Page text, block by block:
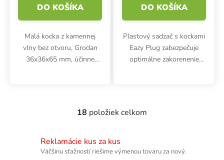
DO KOŠÍKA
Malá kocka z kamennej
vlny bez otvoru, Grodan
36x36x65 mm, účinne
cena za celé balenie 1764...
DO KOŠÍKA
Plastový sadzač s kockami
Eazy Plug zabezpečuje
optimálne zakorenenie
Ovládacie prvky výpisu
18 položiek celkom
Reklamácie kus za kus
Väčšinu sťažností riešime výmenou tovaru za nový.